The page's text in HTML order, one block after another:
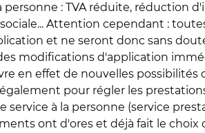
personne : TVA réduite, réduction
Attention cependant :
et ne seront donc sans
modifications d'application
en effet de nouvelles
pour régler les
service à la personne (service
ont d'ores et déjà fait le choix